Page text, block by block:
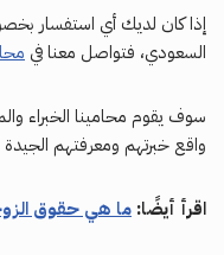
إذا كان لديك أي استفسار
السعودي، فتواصل معنا في
سوف يقوم محامينا الخبراء
واقع خبرتهم ومعرفتهم
اقرأ أيضًا: ما هي حقوق